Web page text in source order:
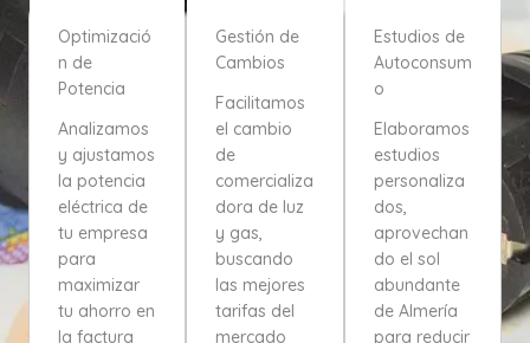
Optimizació
n de
Potencia
Analizamos
y ajustamos
la potencia
eléctrica de
tu empresa
para
maximizar
tu ahorro en
la factura
Gestión de
Cambios
Facilitamos
el cambio
de
comercializa
dora de luz
y gas,
buscando
las mejores
tarifas del
mercado
Estudios de
Autoconsum
o
Elaboramos
estudios
personaliza
dos,
aprovechan
do el sol
abundante
de Almería
para reducir